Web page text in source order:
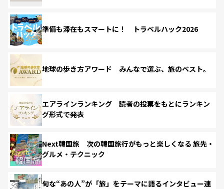
準備も滞在もスマートに！ トラベルハック2026
地球の歩き方アワード みんなで選ぶ、旅のベスト。
エアラインランキング 読者の投票をもとにランキン
グ形式で発表
Next韓国旅 次の韓国旅行がもっと楽しくなる 旅先・
グルメ・テクニック
旬な“あの人”が「旅」をテーマに語るインタビュー連